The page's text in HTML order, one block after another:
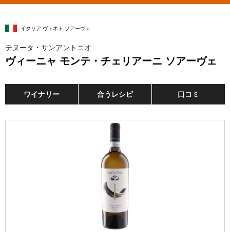
イタリア ヴェネト ソアーヴェ
テヌータ・サンアントニオ
ヴィーニャ モンテ・チェリアーニ ソアーヴェ
ワイナリー 合うレシピ 口コミ